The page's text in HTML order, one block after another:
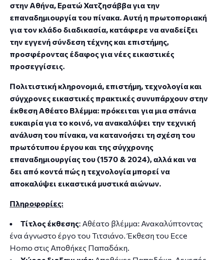
στην Αθήνα, Ερατώ Χατζησάββαγια την
επαναδημιουργία του πίνακα. Αυτή η πρωτοποριακή
για τον κλάδο διαδικασία, κατάφερε να αναδείξει
την εγγενή σύνδεση τέχνης και επιστήμης,
προσφέροντας έδαφος για νέες εικαστικές
προσεγγίσεις.
Πολιτιστική κληρονομιά, επιστήμη, τεχνολογία και
σύγχρονες εικαστικές πρακτικές συνυπάρχουν στην
έκθεσηΑθέατο Βλέμμα: πρόκειται για μια σπάνια
ευκαιρίαγια το κοινό, να ανακαλύψει την τεχνική
ανάλυση του πίνακα, να κατανοήσει τη σχέση του
πρωτότυπου έργου και της σύγχρονης
επαναδημιουργίας του (1570 & 2024), αλλά και να
δει από κοντά πώς η τεχνολογία μπορεί να
αποκαλύψει εικαστικά μυστικά αιώνων.
Πληροφορίες:
Τίτλος έκθεσης: Αθέατο βλέμμα: Ανακαλύπτοντας
ένα άγνωστο έργο του Τιτσιάνο. Έκθεση του Ecce
Homo στις Αποθήκες Παπαδάκη.